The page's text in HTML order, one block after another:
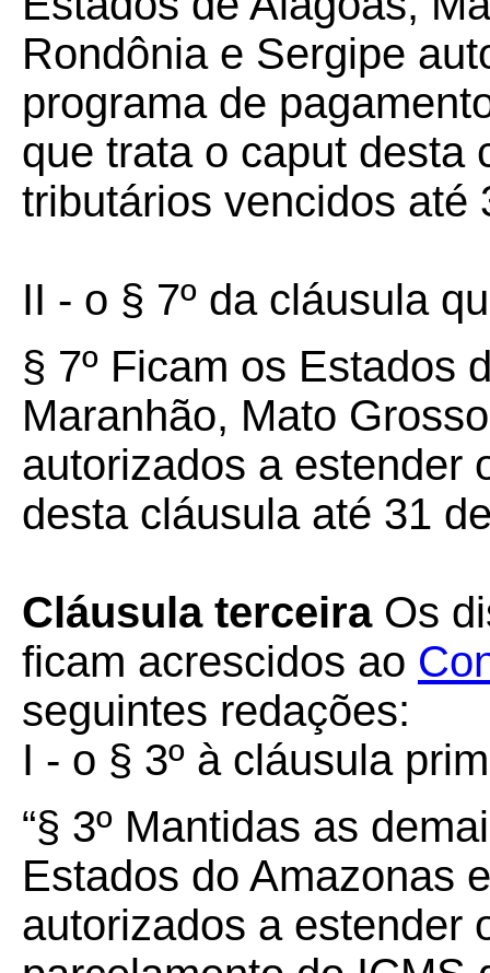
Rondônia e Sergipe
programa de
que trata o caput desta
tributários vencidos até
II - o § 7º da cláusula
§ 7º Ficam os Estados
Maranhão, Mato
autorizados a estender
desta cláusula até 31
Cláusula terceiraOs
ficam acrescidos ao
seguintes redações:
I - o § 3º à cláusula
“§ 3º Mantidas as
Estados do Amazonas
autorizados a estender